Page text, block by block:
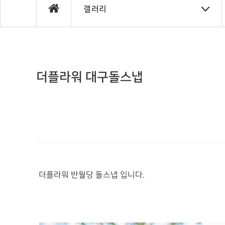
갤러리
더플라워 대구돌스냅
더플라워 반월당 돌스냅 입니다.